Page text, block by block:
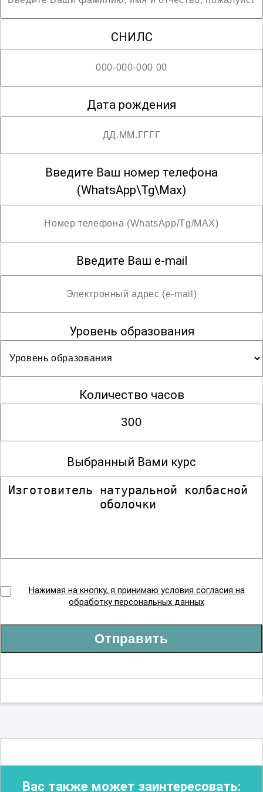
СНИЛС
Дата рождения
Введите Ваш номер телефона
(WhatsApp\Tg\Max)
Введите Ваш e-mail
Уровень образования
Количество часов
Выбранный Вами курс
Нажимая на кнопку, я принимаю условия согласия на
обработку персональных данных
Отправить
Вас также может заинтересовать: